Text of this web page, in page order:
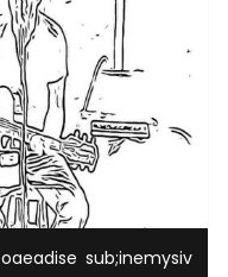
oaeadise sub;inemysiv